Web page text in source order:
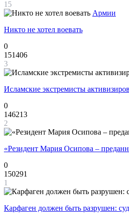
15
Армии
Никто не хотел воевать
0
151406
3
Исламские экстремисты
0
146213
2
«Резидент Мария Осипова –
0
150291
1
Карфаген должен быть разрушен: